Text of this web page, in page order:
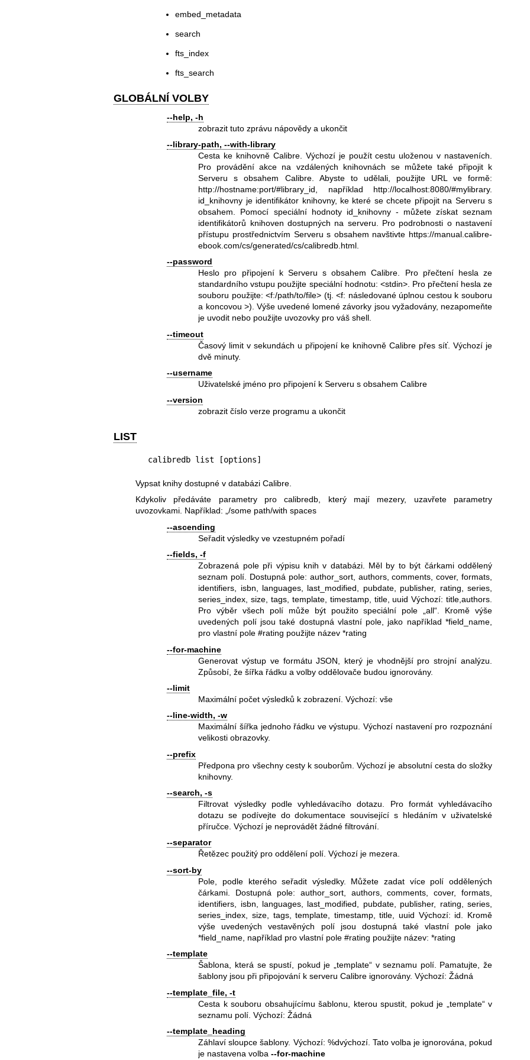
embed_metadata
search
fts_index
fts_search
GLOBÁLNÍ VOLBY
--help, -h
zobrazit tuto zprávu nápovědy a ukončit
--library-path, --with-library
Cesta ke knihovně Calibre. Výchozí je použít cestu uloženou v nastaveních.
Pro provádění akce na vzdálených knihovnách se můžete také připojit k
Serveru s obsahem Calibre. Abyste to udělali, použijte URL ve formě:
http://hostname:port/#library_id , například http://localhost:8080/#mylibrary.
id_knihovny je identifikátor knihovny, ke které se chcete připojit na Serveru s
obsahem. Pomocí speciální hodnoty id_knihovny - můžete získat seznam
identifikátorů knihoven dostupných na serveru. Pro podrobnosti o nastavení
přístupu prostřednictvím Serveru s obsahem navštivte https://manual.calibre-
ebook.com/cs/generated/cs/calibredb.html
--password
Heslo pro připojení k Serveru s obsahem Calibre. Pro přečtení hesla ze
standardního vstupu použijte speciální hodnotu: <stdin>. Pro přečtení hesla ze
souboru použijte: <f:/path/to/file> (tj. <f: následované úplnou cestou k souboru
a koncovou >). Výše uvedené lomené závorky jsou vyžadovány, nezapomeňte
je uvodit nebo použijte uvozovky pro váš shell.
--timeout
Časový limit v sekundách u připojení ke knihovně Calibre přes síť. Výchozí je
dvě minuty.
--username
Uživatelské jméno pro připojení k Serveru s obsahem Calibre
--version
zobrazit číslo verze programu a ukončit
LIST
calibredb list [options]
Vypsat knihy dostupné v databázi Calibre.
Kdykoliv předáváte parametry pro calibredb, který mají mezery, uzavřete parametry
uvozovkami. Například: „/some path/with spaces
--ascending
Seřadit výsledky ve vzestupném pořadí
--fields, -f
Zobrazená pole při výpisu knih v databázi. Měl by to být čárkami oddělený
seznam polí. Dostupná pole: author_sort, authors, comments, cover, formats,
identifiers, isbn, languages, last_modified, pubdate, publisher, rating, series,
series_index, size, tags, template, timestamp, title, uuid Výchozí: title,authors.
Pro výběr všech polí může být použito speciální pole „all“. Kromě výše
uvedených polí jsou také dostupná vlastní pole, jako například *field_name,
pro vlastní pole #rating použijte název *rating
--for-machine
Generovat výstup ve formátu JSON, který je vhodnější pro strojní analýzu.
Způsobí, že šířka řádku a volby oddělovače budou ignorovány.
--limit
Maximální počet výsledků k zobrazení. Výchozí: vše
--line-width, -w
Maximální šířka jednoho řádku ve výstupu. Výchozí nastavení pro rozpoznání
velikosti obrazovky.
--prefix
Předpona pro všechny cesty k souborům. Výchozí je absolutní cesta do složky
knihovny.
--search, -s
Filtrovat výsledky podle vyhledávacího dotazu. Pro formát vyhledávacího
dotazu se podívejte do dokumentace související s hledáním v uživatelské
příručce. Výchozí je neprovádět žádné filtrování.
--separator
Řetězec použitý pro oddělení polí. Výchozí je mezera.
--sort-by
Pole, podle kterého seřadit výsledky. Můžete zadat více polí oddělených
čárkami. Dostupná pole: author_sort, authors, comments, cover, formats,
identifiers, isbn, languages, last_modified, pubdate, publisher, rating, series,
series_index, size, tags, template, timestamp, title, uuid Výchozí: id. Kromě
výše uvedených vestavěných polí jsou dostupná také vlastní pole jako
*field_name, například pro vlastní pole #rating použijte název: *rating
--template
Šablona, která se spustí, pokud je „template“ v seznamu polí. Pamatujte, že
šablony jsou při připojování k serveru Calibre ignorovány. Výchozí: Žádná
--template_file, -t
Cesta k souboru obsahujícímu šablonu, kterou spustit, pokud je „template“ v
seznamu polí. Výchozí: Žádná
--template_heading
Záhlaví sloupce šablony. Výchozí: %dvýchozí. Tato volba je ignorována, pokud
je nastavena volba--for-machine